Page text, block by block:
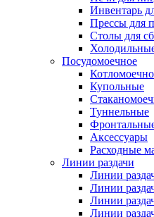
Инвентарь
Прессы для
Столы для
Посудомоечное
Купольные
Туннельные
Аксессуары
Расходные
Линии раздачи
Линии
Линии
Линии
Линии